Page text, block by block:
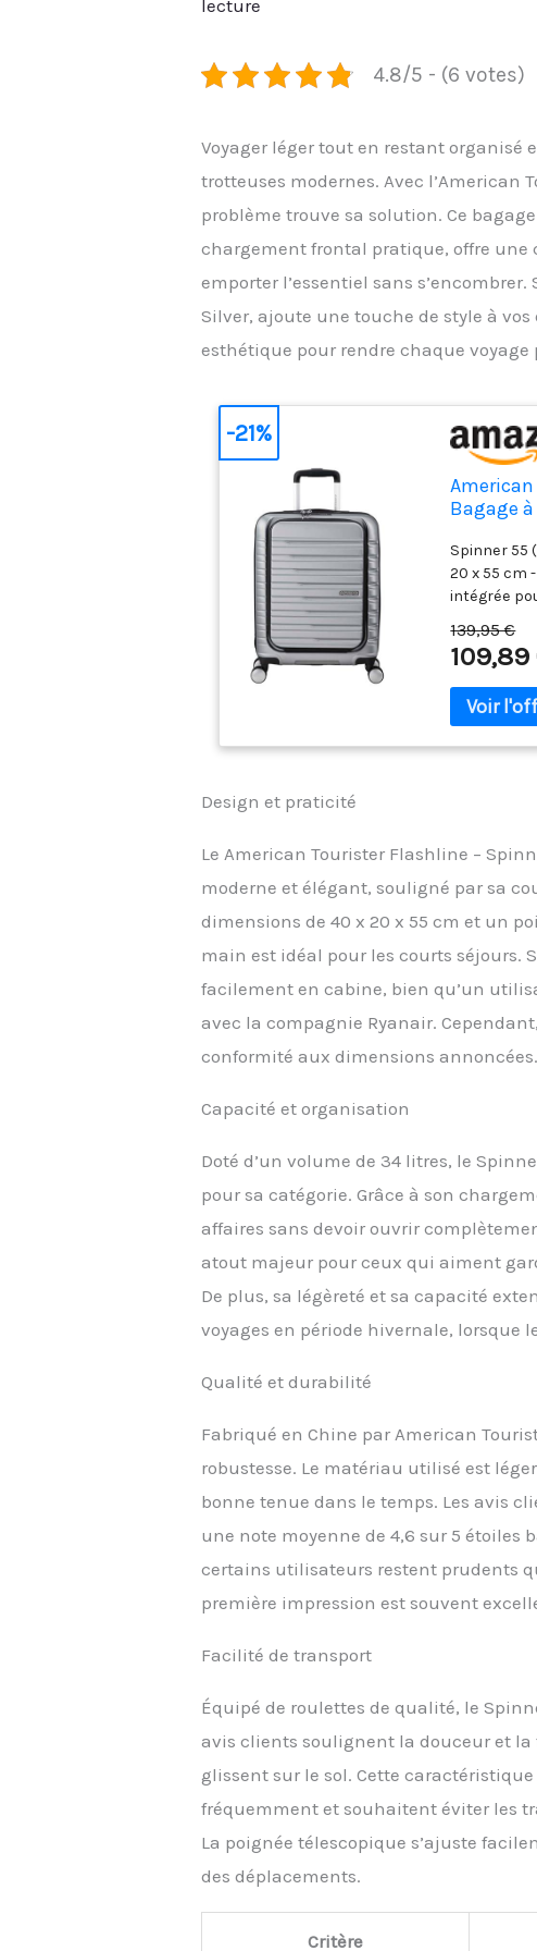
lecture
4.8/5 - (6 votes)
Voyager léger tout en restant organisé
trotteuses modernes. Avec l’American
problème trouve sa solution. Ce
chargement frontal pratique, offre une
emporter l’essentiel sans
Silver, ajoute une touche de style à
esthétique pour rendre chaque voyage
Bagage
Spinner 55
20 x 55 cm
intégrée
convient
pouces et
résistante :
surface
20 cm
139,95 €
-21%
Design et praticité
Le American Tourister Flashline –
moderne et élégant, souligné par sa
dimensions de 40 x 20 x 55 cm et un
main est idéal pour les courts séjours.
facilement en cabine, bien qu’un
avec la compagnie Ryanair.
conformité aux dimensions annoncées.
Capacité et organisation
Doté d’un volume de 34 litres, le
pour sa catégorie. Grâce à son
affaires sans devoir ouvrir
atout majeur pour ceux qui aiment
De plus, sa légèreté et sa capacité
voyages en période hivernale, lorsque
Qualité et durabilité
Fabriqué en Chine par American
robustesse. Le matériau utilisé est
bonne tenue dans le temps. Les avis
une note moyenne de 4,6 sur 5 étoiles
certains utilisateurs restent prudents
première impression est souvent
Facilité de transport
Équipé de roulettes de qualité, le
avis clients soulignent la douceur et
glissent sur le sol. Cette
fréquemment et souhaitent éviter les
La poignée télescopique s’ajuste
des déplacements.
Critère